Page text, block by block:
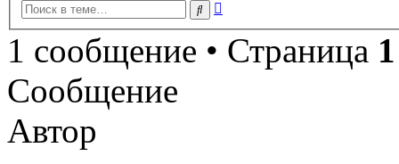
Поиск
1 сообщение • Страница 1
Сообщение
Автор